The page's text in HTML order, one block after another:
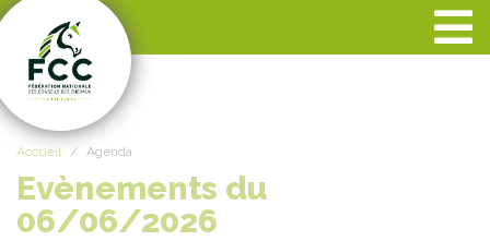
Accueil Agenda
Evènements du
06/06/2026
Panneau de gestion des cookies